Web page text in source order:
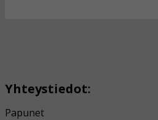
Yhteystiedot:
Papunet